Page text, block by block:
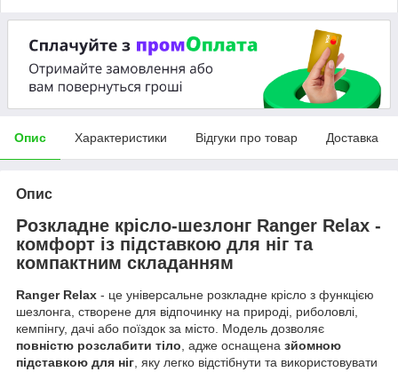
Опис Характеристики Відгуки про товар Доставка
Опис
Розкладне крісло-шезлонг Ranger Relax -
комфорт із підставкою для ніг та
компактним складанням
Ranger Relax - це універсальне розкладне крісло з функцією
шезлонга, створене для відпочинку на природі, риболовлі,
кемпінгу, дачі або поїздок за місто. Модель дозволяє
повністю розслабити тіло , адже оснащена зйомною
підставкою для ніг , яку легко відстібнути та використовувати